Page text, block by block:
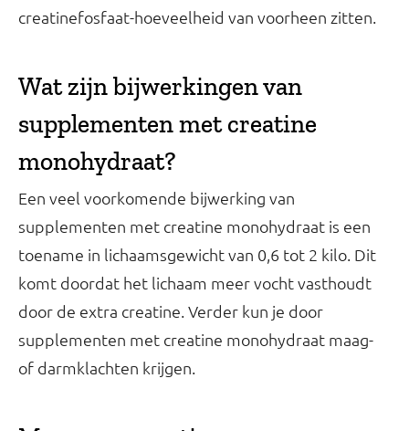
creatinefosfaat-hoeveelheid van voorheen zitten.
Wat zijn bijwerkingen van
supplementen met creatine
monohydraat?
Een veel voorkomende bijwerking van
supplementen met creatine monohydraat is een
toename in lichaamsgewicht van 0,6 tot 2 kilo. Dit
komt doordat het lichaam meer vocht vasthoudt
door de extra creatine. Verder kun je door
supplementen met creatine monohydraat maag-
of darmklachten krijgen.